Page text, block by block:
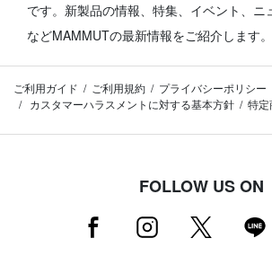
です。 新製品の情報、特集、イベント、ニ
などMAMMUTの最新情報をご紹介します。
ご利用ガイド ご利用規約
プライバシーポリシー
カスタマーハラスメントに対する基本方針
特定
FOLLOW US ON